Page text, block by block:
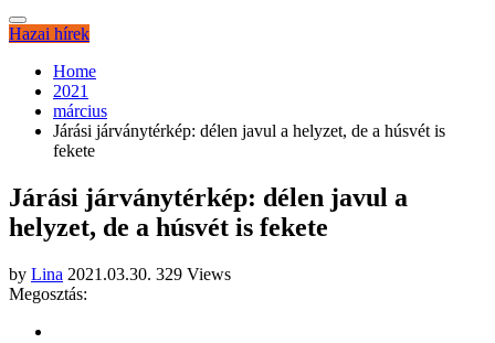
Hazai hírek
Home
2021
március
Járási járványtérkép: délen javul a helyzet, de a húsvét is
fekete
Járási járványtérkép: délen javul a
helyzet, de a húsvét is fekete
by Lina 2021.03.30. 329 Views
Megosztás: